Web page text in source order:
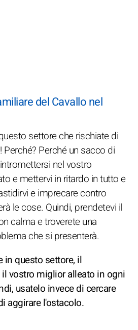
del Cavallo nel
settore che rischiate di
Perché? Perché un sacco di
nel vostro
e mettervi in ritardo in tutto e
e imprecare contro
le cose. Quindi, prendetevi il
calma e troverete una
che si presenterà.
in questo settore, il
vostro miglior alleato in ogni
usatelo invece di cercare
aggirare l'ostacolo.